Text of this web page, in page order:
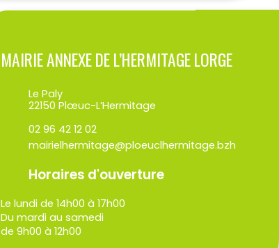
MAIRIE ANNEXE DE L’HERMITAGE LORGE
Le Paly
22150 Plœuc-L’Hermitage
02 96 42 12 02
mairielhermitage@ploeuclhermitage.bzh
Horaires d'ouverture
Le lundi de 14h00 à 17h00
Du mardi au samedi
de 9h00 à 12h00